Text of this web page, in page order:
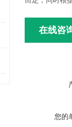
在线咨
您的